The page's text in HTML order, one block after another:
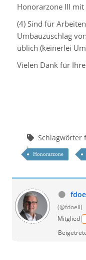
Honorarzone III mit
(4) Sind für
Umbauzuschlag
üblich (keinerlei
Vielen Dank für
Schlagwörter
Honorarzone
(@fdoell)
Mitglied